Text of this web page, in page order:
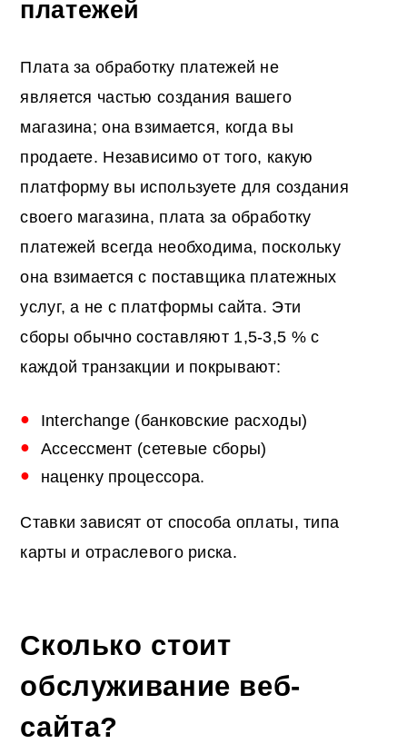
платежей
Плата за обработку платежей не
является частью создания вашего
магазина; она взимается, когда вы
продаете. Независимо от того, какую
платформу вы используете для создания
своего магазина, плата за обработку
платежей всегда необходима, поскольку
она взимается с поставщика платежных
услуг, а не с платформы сайта. Эти
сборы обычно составляют 1,5-3,5 % с
каждой транзакции и покрывают:
Interchange (банковские расходы)
Ассессмент (сетевые сборы)
наценку процессора.
Ставки зависят от способа оплаты, типа
карты и отраслевого риска.
Сколько стоит
обслуживание веб-
сайта?